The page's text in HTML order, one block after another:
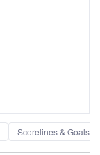
Scorelines & Goals